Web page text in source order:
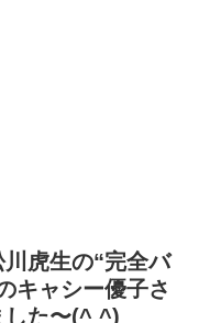
虎生の“完全バ
キャシー優子さ
した〜(^ ^)